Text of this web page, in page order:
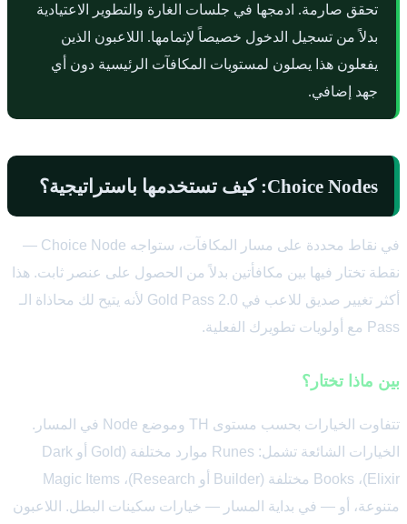
تحقق صارمة. ادمجها في جلسات الغارة والتطوير الاعتيادية
بدلاً من تسجيل الدخول خصيصاً لإتمامها. اللاعبون الذين
يفعلون هذا يصلون لمستويات المكافآت الرئيسية دون أي
جهد إضافي.
Choice Nodes: كيف تستخدمها باستراتيجية؟
في نقاط محددة على مسار المكافآت، ستواجه Choice Node —
نقطة تختار فيها بين مكافأتين بدلاً من الحصول على عنصر ثابت. هذا
أكثر تغيير صديق للاعب في Gold Pass 2.0 لأنه يتيح لك محاذاة الـ
Pass مع أولويات تطويرك الفعلية.
بين ماذا تختار؟
تتفاوت الخيارات بحسب مستوى TH وموضع Node في المسار.
الخيارات الشائعة تشمل: Runes موارد مختلفة (Gold أو Dark
Elixir)، Books مختلفة (Builder أو Research)، Magic Items
متنوعة، أو — في بداية المسار — خيارات سكينات البطل. اللاعبون